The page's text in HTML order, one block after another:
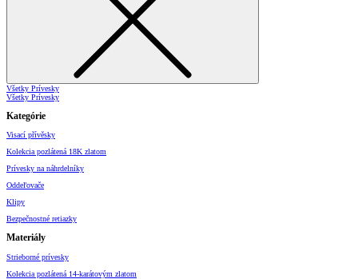
Všetky Prívesky
Všetky Prívesky
Kategórie
Visací přívěsky
Kolekcia pozlátená 18K zlatom
Prívesky na náhrdelníky
Oddeľovače
Klipy
Bezpečnostné retiazky
Materiály
Strieborné prívesky
Kolekcia pozlátená 14-karátovým zlatom